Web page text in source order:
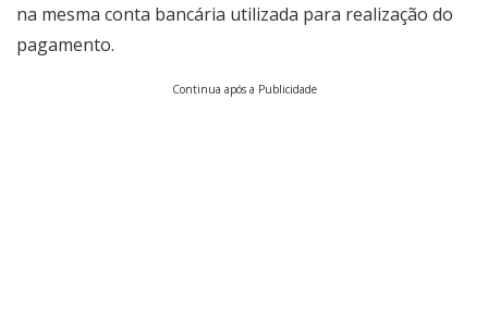
na mesma conta bancária utilizada para realização do
pagamento.
Continua após a Publicidade